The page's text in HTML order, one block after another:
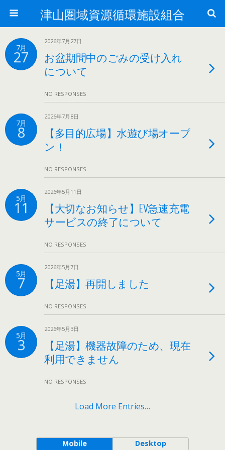
津山圏域資源循環施設組合
7月
27
2026年7月27日
お盆期間中のごみの受け入れ
について
NO RESPONSES
7月
8
2026年7月8日
【多目的広場】水遊び場オープ
ン！
NO RESPONSES
5月
11
2026年5月11日
【大切なお知らせ】EV急速充電
サービスの終了について
NO RESPONSES
5月
7
2026年5月7日
【足湯】再開しました
NO RESPONSES
5月
3
2026年5月3日
【足湯】機器故障のため、現在
利用できません
NO RESPONSES
Load More Entries…
Mobile Desktop